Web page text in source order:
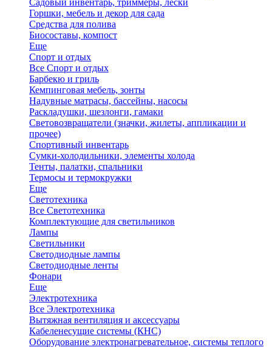
Садовый инвентарь, триммеры, лески
Горшки, мебель и декор для сада
Средства для полива
Биосоставы, компост
Еще
Спорт и отдых
Все Спорт и отдых
Барбекю и гриль
Кемпинговая мебель, зонты
Надувные матрасы, бассейны, насосы
Раскладушки, шезлонги, гамаки
Световозвращатели (значки, жилеты, аппликации и
прочее)
Спортивный инвентарь
Сумки-холодильники, элементы холода
Тенты, палатки, спальники
Термосы и термокружки
Еще
Светотехника
Все Светотехника
Комплектующие для светильников
Лампы
Светильники
Светодиодные лампы
Светодиодные ленты
Фонари
Еще
Электротехника
Все Электротехника
Вытяжная вентиляция и аксессуары
Кабеленесущие системы (КНС)
Оборудование электронагревательное, системы теплого